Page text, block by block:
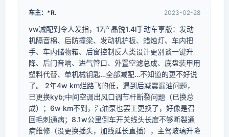
车主：*R. 2023-02-28
vw减配到令人发指，17产晶锐1.4l手动车享版：发动
机隔音棉、后防撞梁、发动机护板、蜡烛灯、车内把
手、车内储物箱、后窗控制反人类设计更别谈一键升
降、后门音响、进气管口、外置空滤总成、底盘装甲用
塑料代替、单机械钥匙…全部减配…不知道的更不好说
了。 2年4w km烂路飞的低，遇到后减震漏油问题，
已更换kyb;中间空调出风口调节杆断裂问题（已换总
成）；6w km不到，汽油泵也罢工更换了，好像是召
回毛刺通病；8.1w公里倒车开关线头长度不够断裂通
病维修（没更换插头，加线延长直插），主驾玻璃升降